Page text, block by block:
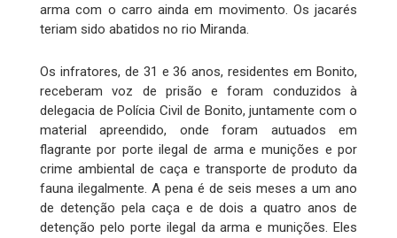
arma com o carro ainda em movimento. Os jacarés
teriam sido abatidos no rio Miranda.
Os infratores, de 31 e 36 anos, residentes em Bonito,
receberam voz de prisão e foram conduzidos à
delegacia de Polícia Civil de Bonito, juntamente com o
material apreendido, onde foram autuados em
flagrante por porte ilegal de arma e munições e por
crime ambiental de caça e transporte de produto da
fauna ilegalmente. A pena é de seis meses a um ano
de detenção pela caça e de dois a quatro anos de
detenção pelo porte ilegal da arma e munições. Eles